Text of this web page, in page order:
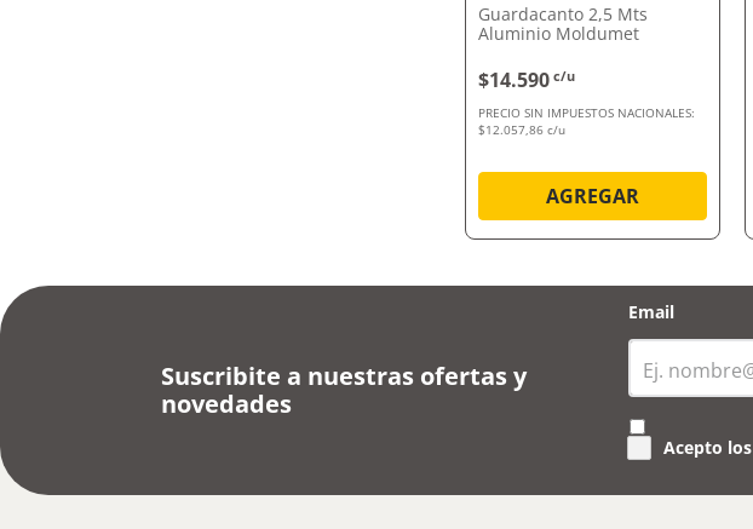
Guardacanto 2,5 Mts
Aluminio Moldumet
$14.590 c/u
PRECIO SIN IMPUESTOS NACIONALES:
$12.057,86 c/u
AGREGAR
Suscribite a nuestras ofertas y
novedades
Email
Acepto los